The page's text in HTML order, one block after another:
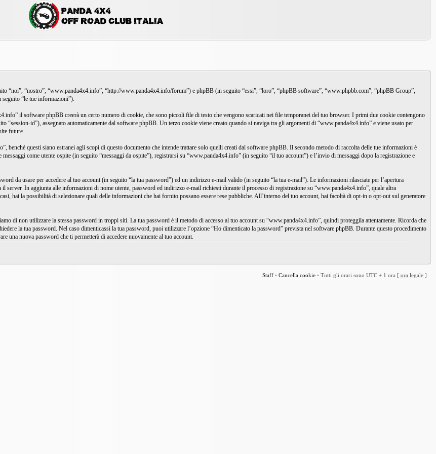
“noi”, “nostro”, “www.panda4x4.info”, “http://www.panda4x4.info/forum”) e phpBB (in seguito “essi”, “loro”, “phpBB software”, “www.phpbb.com”, “phpBB Group”,
seguito “le tue informazioni”).
il software phpBB creerà un certo numero di cookie, che sono piccoli file di testo che vengono scaricati nei file temporanei del tuo browser. I primi due cookie contengono
id”), assegnato automaticamente dal software phpBB. Un terzo cookie viene creato quando si naviga tra gli argomenti di “www.panda4x4.info” e viene usato per
future.
benché questi siano estranei agli scopi di questo documento che intende trattare solo quelli creati dal software phpBB. Il secondo metodo di raccolta delle tue informazioni è
come utente ospite (in seguito “messaggi da ospite”), registrarsi su “www.panda4x4.info” (in seguito “il tuo account”) e l’invio di messaggi dopo la registrazione e
da usare per accedere al tuo account (in seguito “la tua password”) ed un indirizzo e-mail valido (in seguito “la tua e-mail”). Le informazioni rilasciate per l’apertura
server. In aggiunta alle informazioni di nome utente, password ed indirizzo e-mail richiesti durante il processo di registrazione su “www.panda4x4.info”, quale altra
hai la possibilità di selezionare quali delle informazioni che hai fornito possano essere rese pubbliche. All’interno del tuo account, hai facoltà di opt-in o opt-out sul generatore
di non utilizzare la stessa password in troppi siti. La tua password è il metodo di accesso al tuo account su “www.panda4x4.info”, quindi proteggila attentamente. Ricorda che
la tua password. Nel caso dimenticassi la tua password, puoi utilizzare l’opzione “Ho dimenticato la password” prevista nel software phpBB. Durante questo procedimento
una nuova password che ti permetterà di accedere nuovamente al tuo account.
Staff • Cancella cookie • Tutti gli orari sono UTC + 1 ora [ ora legale ]